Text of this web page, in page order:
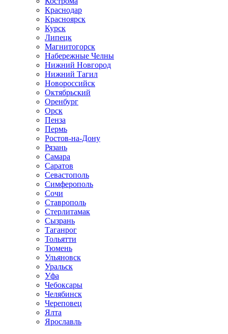
Краснодар
Красноярск
Курск
Липецк
Магнитогорск
Набережные Челны
Нижний Новгород
Нижний Тагил
Новороссийск
Октябрьский
Оренбург
Орск
Пенза
Пермь
Ростов-на-Дону
Рязань
Самара
Саратов
Севастополь
Симферополь
Сочи
Ставрополь
Стерлитамак
Сызрань
Таганрог
Тольятти
Тюмень
Ульяновск
Уральск
Уфа
Чебоксары
Челябинск
Череповец
Ялта
Ярославль